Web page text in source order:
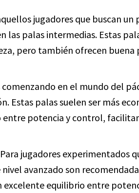
jugadores que buscan
las palas intermedias. Estas
pero también ofrecen buena
comenzando en el mundo del
Estas palas suelen ser más
potencia y control,
Para jugadores experimentados
avanzado son
excelente equilibrio entre